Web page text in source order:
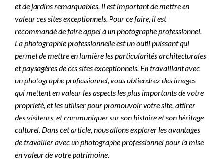
et de jardins remarquables, il est important de mettre en
valeur ces sites exceptionnels. Pour ce faire, il est
recommandé de faire appel à un photographe professionnel.
La photographie professionnelle est un outil puissant qui
permet de mettre en lumière les particularités architecturales
et paysagères de ces sites exceptionnels. En travaillant avec
un photographe professionnel, vous obtiendrez des images
qui mettent en valeur les aspects les plus importants de votre
propriété, et les utiliser pour promouvoir votre site, attirer
des visiteurs, et communiquer sur son histoire et son héritage
culturel. Dans cet article, nous allons explorer les avantages
de travailler avec un photographe professionnel pour la mise
en valeur de votre patrimoine.